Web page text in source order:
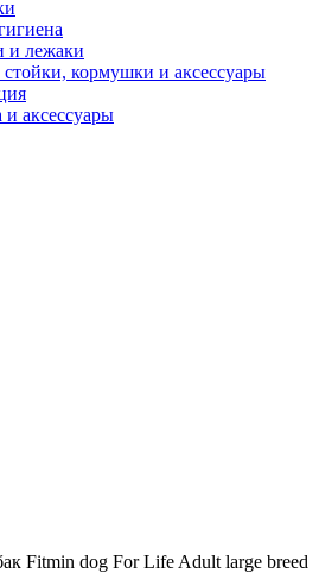
и лежаки
кормушки и аксессуары
аксессуары
Fitmin dog For Life Adult large breed